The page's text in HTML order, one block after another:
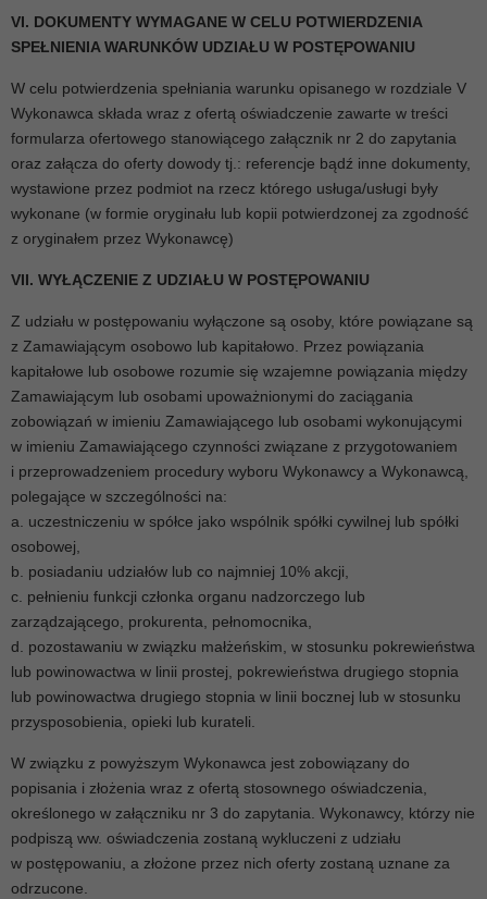
VI. DOKUMENTY WYMAGANE W CELU POTWIERDZENIA
SPEŁNIENIA WARUNKÓW UDZIAŁU W POSTĘPOWANIU
W celu potwierdzenia spełniania warunku opisanego w rozdziale V
Wykonawca składa wraz z ofertą oświadczenie zawarte w treści
formularza ofertowego stanowiącego załącznik nr 2 do zapytania
oraz załącza do oferty dowody tj.: referencje bądź inne dokumenty,
wystawione przez podmiot na rzecz którego usługa/usługi były
wykonane (w formie oryginału lub kopii potwierdzonej za zgodność
z oryginałem przez Wykonawcę)
VII. WYŁĄCZENIE Z UDZIAŁU W POSTĘPOWANIU
Z udziału w postępowaniu wyłączone są osoby, które powiązane są
z Zamawiającym osobowo lub kapitałowo. Przez powiązania
kapitałowe lub osobowe rozumie się wzajemne powiązania między
Zamawiającym lub osobami upoważnionymi do zaciągania
zobowiązań w imieniu Zamawiającego lub osobami wykonującymi
w imieniu Zamawiającego czynności związane z przygotowaniem
i przeprowadzeniem procedury wyboru Wykonawcy a Wykonawcą,
polegające w szczególności na:
a. uczestniczeniu w spółce jako wspólnik spółki cywilnej lub spółki
osobowej,
b. posiadaniu udziałów lub co najmniej 10% akcji,
c. pełnieniu funkcji członka organu nadzorczego lub
zarządzającego, prokurenta, pełnomocnika,
d. pozostawaniu w związku małżeńskim, w stosunku pokrewieństwa
lub powinowactwa w linii prostej, pokrewieństwa drugiego stopnia
lub powinowactwa drugiego stopnia w linii bocznej lub w stosunku
przysposobienia, opieki lub kurateli.
W związku z powyższym Wykonawca jest zobowiązany do
popisania i złożenia wraz z ofertą stosownego oświadczenia,
określonego w załączniku nr 3 do zapytania. Wykonawcy, którzy nie
podpiszą ww. oświadczenia zostaną wykluczeni z udziału
w postępowaniu, a złożone przez nich oferty zostaną uznane za
odrzucone.